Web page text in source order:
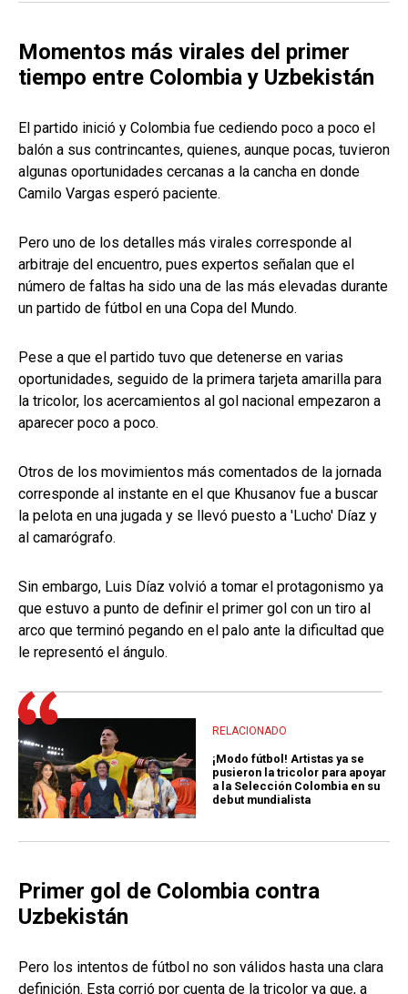
Momentos más virales del primer
tiempo entre Colombia y Uzbekistán
El partido inició y Colombia fue cediendo poco a poco el
balón a sus contrincantes, quienes, aunque pocas, tuvieron
algunas oportunidades cercanas a la cancha en donde
Camilo Vargas esperó paciente.
Pero uno de los detalles más virales corresponde al
arbitraje del encuentro, pues expertos señalan que el
número de faltas ha sido una de las más elevadas durante
un partido de fútbol en una Copa del Mundo.
Pese a que el partido tuvo que detenerse en varias
oportunidades, seguido de la primera tarjeta amarilla para
la tricolor, los acercamientos al gol nacional empezaron a
aparecer poco a poco.
Otros de los movimientos más comentados de la jornada
corresponde al instante en el que Khusanov fue a buscar
la pelota en una jugada y se llevó puesto a 'Lucho' Díaz y
al camarógrafo.
Sin embargo, Luis Díaz volvió a tomar el protagonismo ya
que estuvo a punto de definir el primer gol con un tiro al
arco que terminó pegando en el palo ante la dificultad que
le representó el ángulo.
RELACIONADO
¡Modo fútbol! Artistas ya se
pusieron la tricolor para apoyar
a la Selección Colombia en su
debut mundialista
Primer gol de Colombia contra
Uzbekistán
Pero los intentos de fútbol no son válidos hasta una clara
definición. Esta corrió por cuenta de la tricolor ya que, a